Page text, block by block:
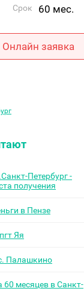
Срок 60 мес.
Онлайн заявка
Петербург -
получения
в Пензе
Яя
Палашкино
месяцев в Санкт-